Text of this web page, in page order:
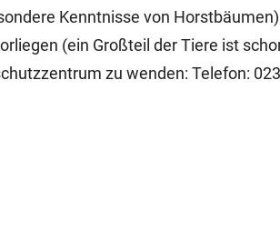
Kenntnisse von
(ein Großteil der Tiere ist
zu wenden: Telefon: